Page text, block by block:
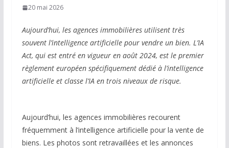
20 mai 2026
Aujourd’hui, les agences immobilières utilisent très
souvent l’intelligence artificielle pour vendre un bien. L’IA
Act, qui est entré en vigueur en août 2024, est le premier
règlement européen spécifiquement dédié à l’intelligence
artificielle et classe l’IA en trois niveaux de risque.
Aujourd’hui, les agences immobilières recourent
fréquemment à l’intelligence artificielle pour la vente de
biens. Les photos sont retravaillées et les annonces